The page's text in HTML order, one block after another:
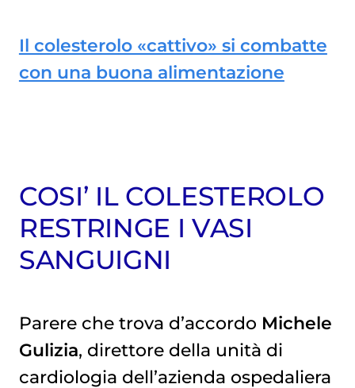
Il colesterolo «cattivo» si combatte
con una buona alimentazione
COSI’ IL COLESTEROLO
RESTRINGE I VASI
SANGUIGNI
Parere che trova d’accordo Michele
Gulizia, direttore della unità di
cardiologia dell’azienda ospedaliera